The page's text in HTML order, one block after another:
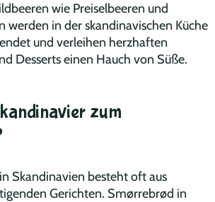
wie Preiselbeeren und
werden in der skandinavischen Küche
und verleihen herzhaften
Desserts einen Hauch von Süße.
zum
Skandinavien besteht oft aus
Gerichten. Smørrebrød in